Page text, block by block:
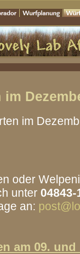
im
im
oder
unter 04843-
an:
am 09.